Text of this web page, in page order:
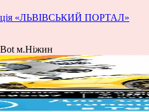
«ЛЬВІВСЬКИЙ ПОРТАЛ»
м.Ніжин